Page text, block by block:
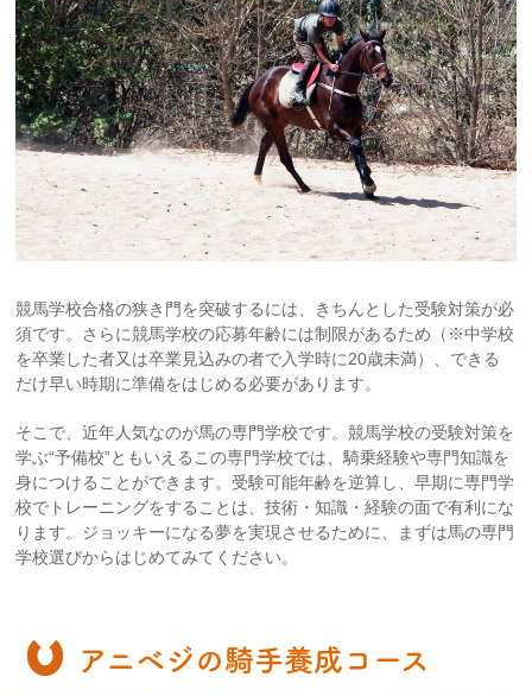
競馬学校合格の狭き門を突破するには、きちんとした受験対策が必
須です。さらに競馬学校の応募年齢には制限があるため（※中学校
を卒業した者又は卒業見込みの者で入学時に20歳未満）、できる
だけ早い時期に準備をはじめる必要があります。
そこで、近年人気なのが馬の専門学校です。競馬学校の受験対策を
学ぶ“予備校”ともいえるこの専門学校では、騎乗経験や専門知識を
身につけることができます。受験可能年齢を逆算し、早期に専門学
校でトレーニングをすることは、技術・知識・経験の面で有利にな
ります。ジョッキーになる夢を実現させるために、まずは馬の専門
学校選びからはじめてみてください。
アニベジの騎手養成コース